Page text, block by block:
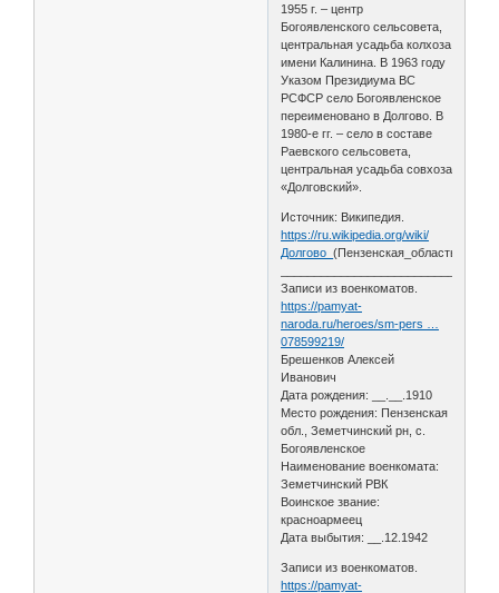
1955 г. – центр
Богоявленского сельсовета,
центральная усадьба колхоза
имени Калинина. В 1963 году
Указом Президиума ВС
РСФСР село Богоявленское
переименовано в Долгово. В
1980-е гг. – село в составе
Раевского сельсовета,
центральная усадьба совхоза
«Долговский».
Источник: Википедия.
https://ru.wikipedia.org/wiki/
Долгово_(Пензенская_область)
Записи из военкоматов.
https://pamyat-
naroda.ru/heroes/sm-pers …
078599219/
Брешенков Алексей
Иванович
Дата рождения: __.__.1910
Место рождения: Пензенская
обл., Земетчинский рн, с.
Богоявленское
Наименование военкомата:
Земетчинский РВК
Воинское звание:
красноармеец
Дата выбытия: __.12.1942
Записи из военкоматов.
https://pamyat-